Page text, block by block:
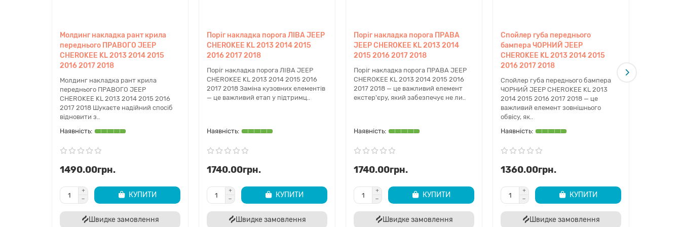
Молдинг накладка рант крила
переднього ПРАВОГО JEEP
CHEROKEE KL 2013 2014 2015
2016 2017 2018
Молдинг накладка рант крила
переднього ПРАВОГО JEEP
CHEROKEE KL 2013 2014 2015 2016
2017 2018 Шукаєте надійний спосіб
відновити з..
1490.00грн.
КУПИТИ
Швидке замовлення
Поріг накладка порога ЛІВА JEEP
CHEROKEE KL 2013 2014 2015
2016 2017 2018
Поріг накладка порога ЛІВА JEEP
CHEROKEE KL 2013 2014 2015 2016
2017 2018 Заміна кузовних елементів
— це важливий етап у підтримц..
1740.00грн.
КУПИТИ
Швидке замовлення
Поріг накладка порога ПРАВА
JEEP CHEROKEE KL 2013 2014
2015 2016 2017 2018
Поріг накладка порога ПРАВА JEEP
CHEROKEE KL 2013 2014 2015 2016
2017 2018 — це важливий елемент
екстер'єру, який забезпечує не ли..
1740.00грн.
КУПИТИ
Швидке замовлення
Спойлер губа переднього
бампера ЧОРНИЙ JEEP
CHEROKEE KL 2013 2014 2015
2016 2017 2018
Спойлер губа переднього бампера
ЧОРНИЙ JEEP CHEROKEE KL 2013
2014 2015 2016 2017 2018 — це
важливий елемент зовнішнього
обвісу, як..
1360.00грн.
КУПИТИ
Швидке замовлення